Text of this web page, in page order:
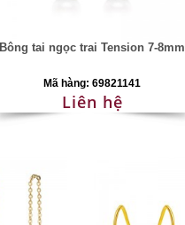
Bông tai ngọc trai Tension 7-8mm
Mã hàng: 69821141
Liên hệ